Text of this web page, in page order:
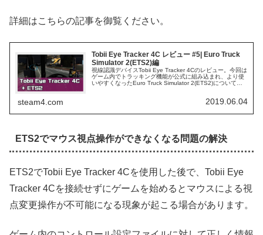
詳細はこちらの記事を御覧ください。
Tobii Eye Tracker 4C レビュー #5| Euro Truck
Simulator 2(ETS2)編
視線認識デバイスTobii Eye Tracker 4Cのレビュー。今回は
ゲーム内でトラッキング機能が公式に組み込まれ、より使
いやすくなったEuro Truck Simulator 2(ETS2)について紹
steam4.com 2019.06.04
ETS2でマウス視点操作ができなくなる問題の解決
ETS2でTobii Eye Tracker 4Cを使用した後で、Tobii Eye
Tracker 4Cを接続せずにゲームを始めるとマウスによる視
点変更操作が不可能になる現象が起こる場合があります。